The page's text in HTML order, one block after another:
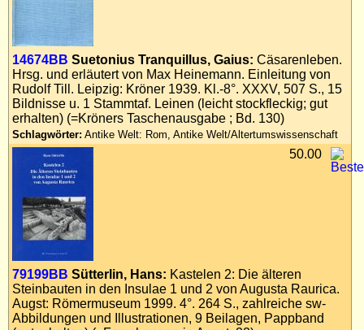
14674BB Suetonius Tranquillus, Gaius: Cäsarenleben.
Hrsg. und erläutert von Max Heinemann. Einleitung von
Rudolf Till. Leipzig: Kröner 1939. Kl.-8°. XXXV, 507 S., 15
Bildnisse u. 1 Stammtaf. Leinen (leicht stockfleckig; gut
erhalten) (=Kröners Taschenausgabe ; Bd. 130)
Schlagwörter: Antike Welt: Rom, Antike Welt/Altertumswissenschaft
79199BB Sütterlin, Hans: Kastelen 2: Die älteren
Steinbauten in den Insulae 1 und 2 von Augusta Raurica.
Augst: Römermuseum 1999. 4°. 264 S., zahlreiche sw-
Abbildungen und Illustrationen, 9 Beilagen, Pappband
50.00